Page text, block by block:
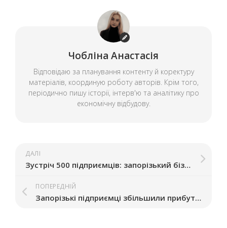
Чобліна Анастасія
Відповідаю за планування контенту й коректуру
матеріалів, координую роботу авторів. Крім того,
періодично пишу історії, інтерв'ю та аналітику про
економічну відбудову.
ДАЛІ
Зустріч 500 підприємців: запорізький бізнес запрошують на конференцію GRAND BOARD
ПОПЕРЕДНІЙ
Запорізькі підприємці збільшили прибутки у 2025 році